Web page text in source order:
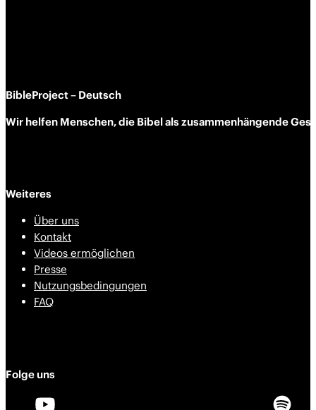
BibleProject – Deutsch
Wir helfen Menschen, die Bibel als zusammen­hängende
Weiteres
Über uns
Kontakt
Videos ermöglichen
Presse
Nutzungsbedingungen
FAQ
Folge uns